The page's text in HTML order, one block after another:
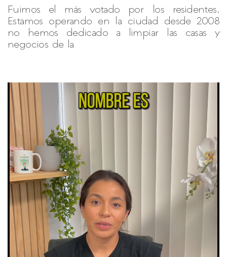
Fuimos el más votado por los residentes.
Estamos operando en la ciudad desde 2008
no hemos dedicado a limpiar las casas y
negocios de la